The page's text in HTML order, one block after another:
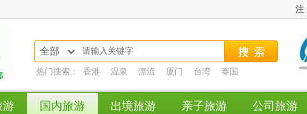
注
全部
热门搜索： 香港 温泉 漂流 厦门 台湾 泰国
游 国内旅游 出境旅游 亲子旅游 公司旅游